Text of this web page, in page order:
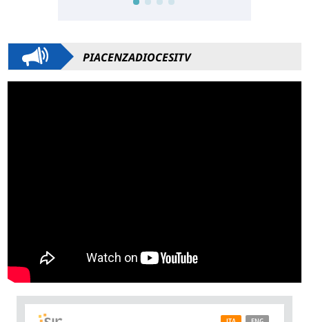
PIACENZADIOCESITV